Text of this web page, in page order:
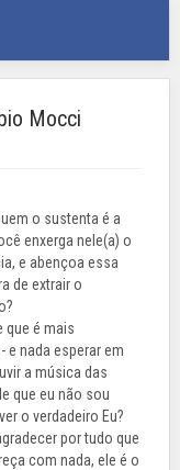
Mocci
o sustenta é a
enxerga nele(a) o
e abençoa essa
de extrair o
que é mais
nada esperar em
a música das
que eu não sou
o verdadeiro Eu?
por tudo que
com nada, ele é o